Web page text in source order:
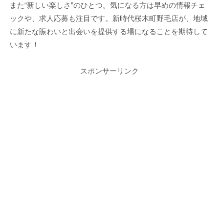
また“新しい楽しさ”のひとつ。気になる方は早めの情報チェ
ックや、求人応募も注目です。新時代桜木町野毛店が、地域
に新たな賑わいと出会いを提供する場になることを期待して
います！
スポンサーリンク